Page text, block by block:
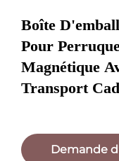
Boîte
Pour
Magnétique
Transport
Demande